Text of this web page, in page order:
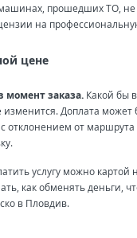
прошедших ТО, не
на
цене
момент заказа. Какой бы
Доплата может
отклонением от маршрута
услугу можно картой
как обменять деньги,
в Пловдив.